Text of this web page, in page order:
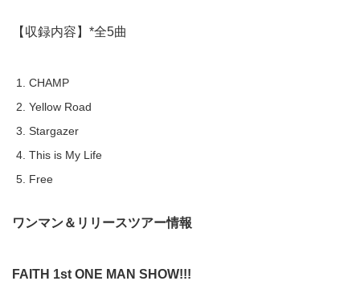
【収録内容】*全5曲
CHAMP
Yellow Road
Stargazer
This is My Life
Free
ワンマン＆リリースツアー情報
FAITH 1st ONE MAN SHOW!!!